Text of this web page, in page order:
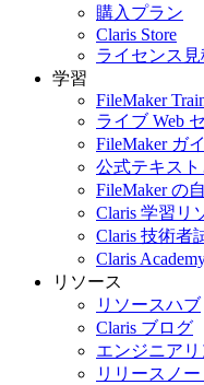
購入プラン
Claris Store
ライセンス
学習
FileMaker
ライブ Web
FileMaker ガ
公式テキス
FileMaker の
Claris 学習リ
Claris 技術者
Claris
リソース
リソースハブ
Claris ブログ
エンジニア
リリースノー